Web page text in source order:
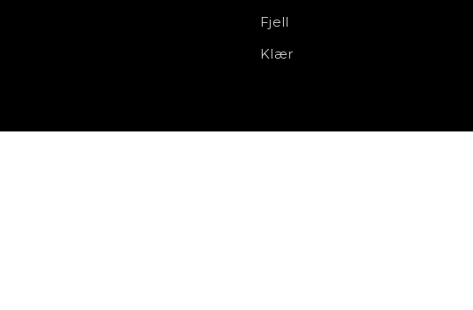
Fjell
Klær